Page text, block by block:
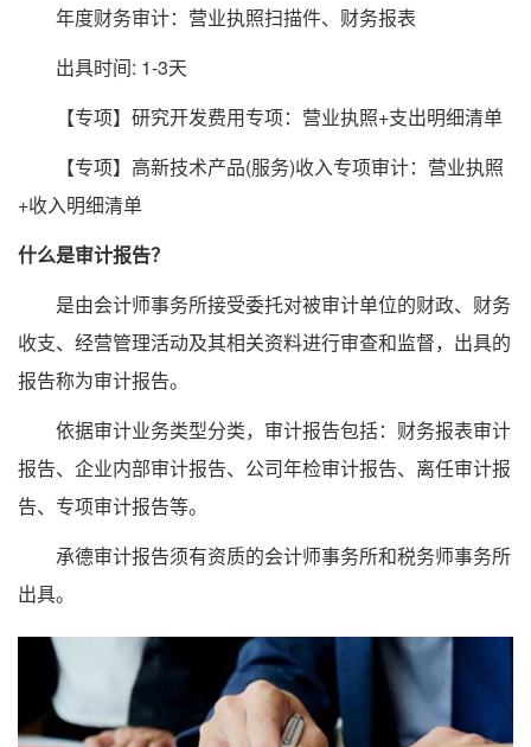
年度财务审计：营业执照扫描件、财务报表
出具时间: 1-3天
【专项】研究开发费用专项：营业执照+支出明细清单
【专项】高新技术产品(服务)收入专项审计：营业执照
+收入明细清单
什么是审计报告？
是由会计师事务所接受委托对被审计单位的财政、财务
收支、经营管理活动及其相关资料进行审查和监督，出具的
报告称为审计报告。
依据审计业务类型分类，审计报告包括：财务报表审计
报告、企业内部审计报告、公司年检审计报告、离任审计报
告、专项审计报告等。
承德审计报告须有资质的会计师事务所和税务师事务所
出具。